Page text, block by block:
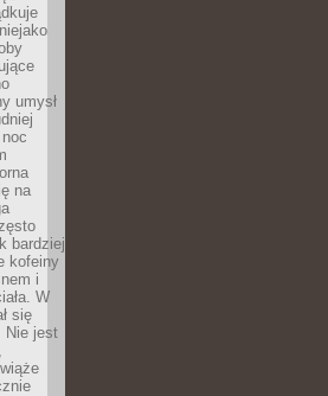
umysł
na
bardziej
kofeiny
i
W
się
Nie jest